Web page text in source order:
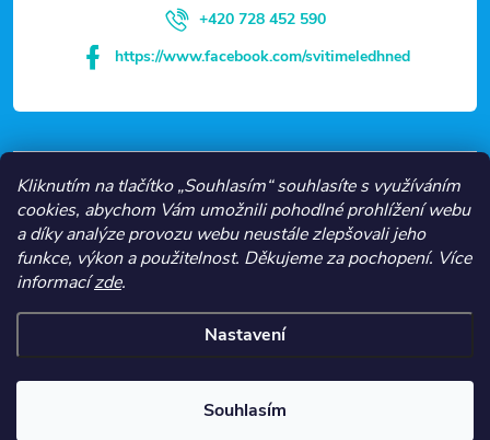
Kliknutím na tlačítko „Souhlasím“ souhlasíte s využíváním
cookies, abychom Vám umožnili pohodlné prohlížení webu
a díky analýze provozu webu neustále zlepšovali jeho
funkce, výkon a použitelnost. Děkujeme za pochopení. Více
informacízde.
Nastavení
Souhlasím
VŠE O NÁKUPU
NEJČASTĚJŠÍ KATEGORIE
+420 728 452 590
https://www.facebook.com/svitimeledhned
Copyright 2026Svítíme LED. Všechna práva vyhrazena.